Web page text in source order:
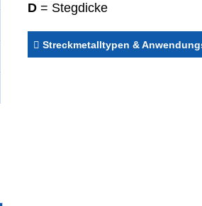
D= Stegdicke
Streckmetalltypen &